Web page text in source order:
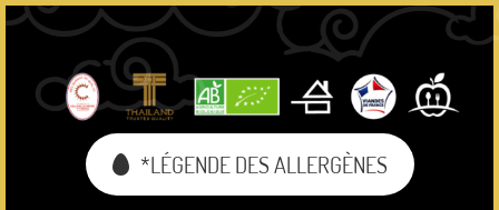
*LÉGENDE DES ALLERGÈNES